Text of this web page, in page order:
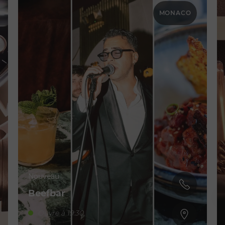
MONACO
Nouveau
Beefbar
Ouvre à 19:30